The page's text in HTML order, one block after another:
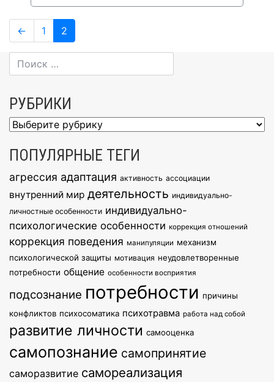
Навигация
по
записям
← Page
1 Page
2
РУБРИКИ
Рубрики
ПОПУЛЯРНЫЕ ТЕГИ
агрессия адаптация активность ассоциации
внутренний мир деятельность индивидуально-
личностные особенности индивидуально-
психологические особенности коррекция отношений
коррекция поведения манипуляции механизм
психологической защиты мотивация неудовлетворенные
потребности общение особенности восприятия
подсознание потребности причины
конфликтов психосоматика психотравма работа над собой
развитие личности самооценка
самопознание самопринятие
саморазвитие самореализация